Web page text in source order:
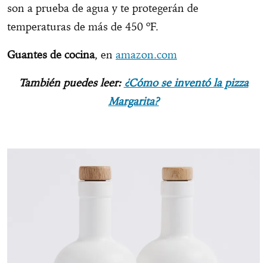
son a prueba de agua y te protegerán de
temperaturas de más de 450 ºF.
Guantes de cocina, en amazon.com
También puedes leer: ¿Cómo se inventó la pizza
Margarita?